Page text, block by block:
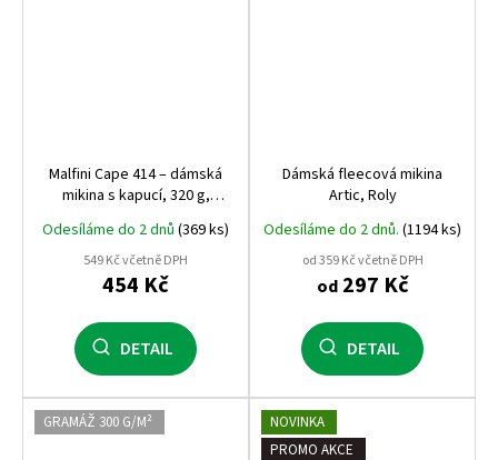
Malfini Cape 414 – dámská
mikina s kapucí, 320 g,
počesaná vnitřní strana,
nejprodávanější dámský
střih
Odesíláme do 2 dnů (369 ks)
549 Kč včetně DPH
454 Kč
DETAIL
Dámská fleecová mikina
Artic, Roly
Odesíláme do 2 dnů. (1194 ks)
od 359 Kč včetně DPH
od297 Kč
DETAIL
GRAMÁŽ 300 G/M²
NOVINKA
PROMO AKCE